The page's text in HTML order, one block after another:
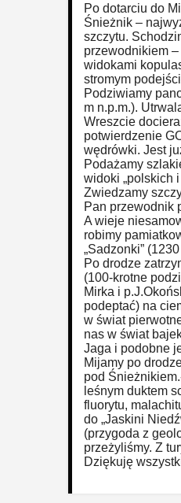
Po dotarciu do
Śnieżnik –
szczytu.
przewodnikiem
widokami
stromym
Podziwiamy
m n.p.m.).
Wreszcie
potwierdzenie
wędrówki. Jest
Podażamy
widoki „polskich
Zwiedzamy
Pan przewodnik
A wieje
robimy
„Sadzonki”
Po drodze
(100-krotne
Mirka i
podeptać) na
w świat
nas w świat
Jaga i podobne
Mijamy po
pod
leśnym duktem
fluorytu,
do „Jaskini
(przygoda z
przeżyliśmy. Z
Dziękuję